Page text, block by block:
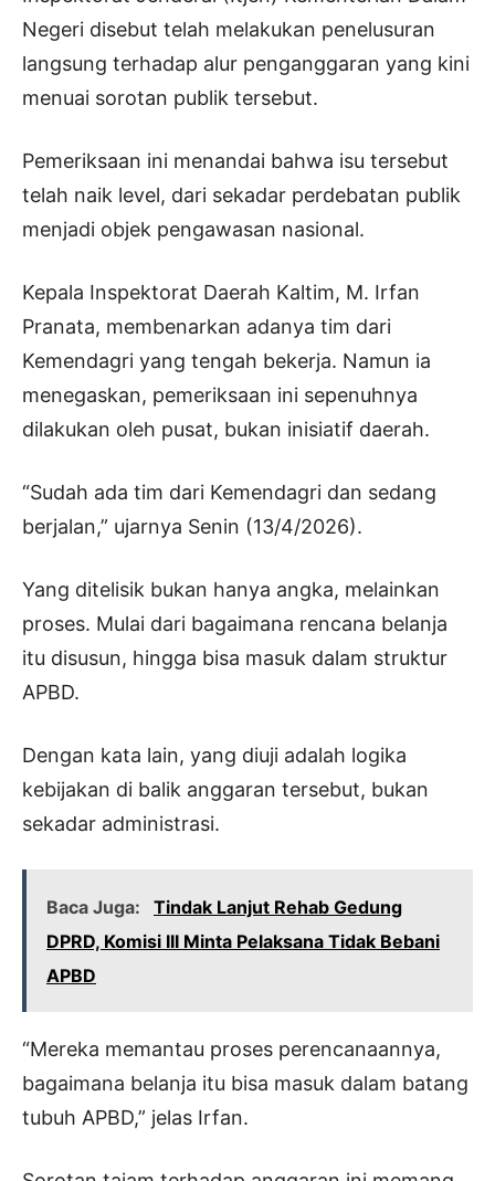
Negeri disebut telah melakukan penelusuran
langsung terhadap alur penganggaran yang kini
menuai sorotan publik tersebut.
Pemeriksaan ini menandai bahwa isu tersebut
telah naik level, dari sekadar perdebatan publik
menjadi objek pengawasan nasional.
Kepala Inspektorat Daerah Kaltim, M. Irfan
Pranata, membenarkan adanya tim dari
Kemendagri yang tengah bekerja. Namun ia
menegaskan, pemeriksaan ini sepenuhnya
dilakukan oleh pusat, bukan inisiatif daerah.
“Sudah ada tim dari Kemendagri dan sedang
berjalan,” ujarnya Senin (13/4/2026).
Yang ditelisik bukan hanya angka, melainkan
proses. Mulai dari bagaimana rencana belanja
itu disusun, hingga bisa masuk dalam struktur
APBD.
Dengan kata lain, yang diuji adalah logika
kebijakan di balik anggaran tersebut, bukan
sekadar administrasi.
Baca Juga:
Tindak Lanjut Rehab Gedung
DPRD, Komisi III Minta Pelaksana Tidak Bebani
APBD
“Mereka memantau proses perencanaannya,
bagaimana belanja itu bisa masuk dalam batang
tubuh APBD,” jelas Irfan.